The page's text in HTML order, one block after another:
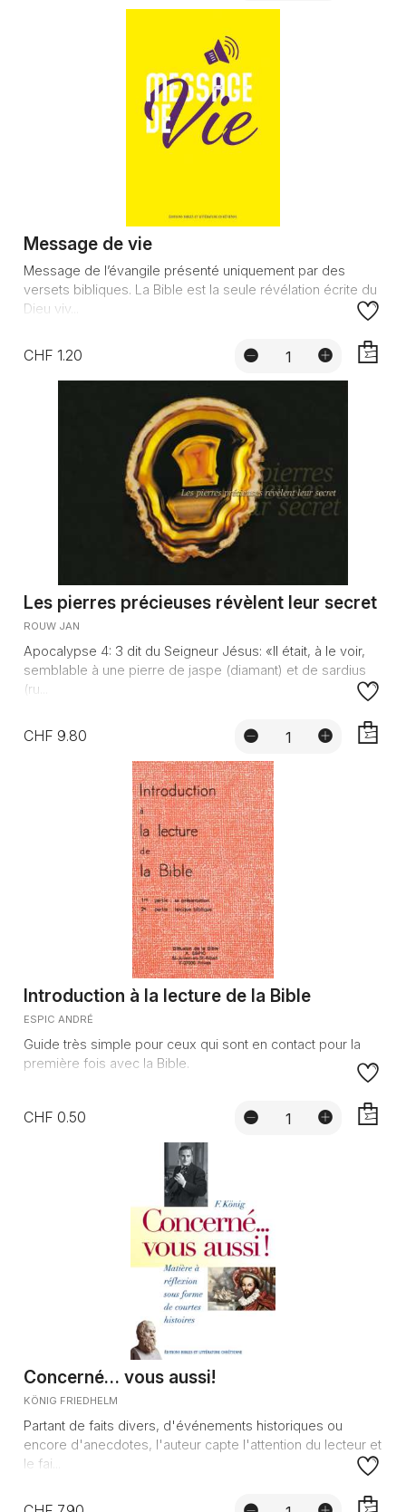
Message de vie
Message de l’évangile présenté uniquement par des
versets bibliques. La Bible est la seule révélation écrite du
Dieu viv...
CHF 1.20
Les pierres précieuses révèlent leur secret
ROUW JAN
Apocalypse 4: 3 dit du Seigneur Jésus: «Il était, à le voir,
semblable à une pierre de jaspe (diamant) et de sardius
(ru...
CHF 9.80
Introduction à la lecture de la Bible
ESPIC ANDRÉ
Guide très simple pour ceux qui sont en contact pour la
première fois avec la Bible.
CHF 0.50
Concerné… vous aussi!
KÖNIG FRIEDHELM
Partant de faits divers, d'événements historiques ou
encore d'anecdotes, l'auteur capte l'attention du lecteur et
le fai...